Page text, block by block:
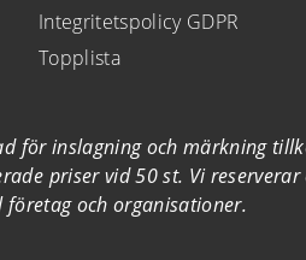
Integritetspolicy GDPR
Topplista
för inslagning och märkning
priser vid 50 st. Vi
och organisationer.